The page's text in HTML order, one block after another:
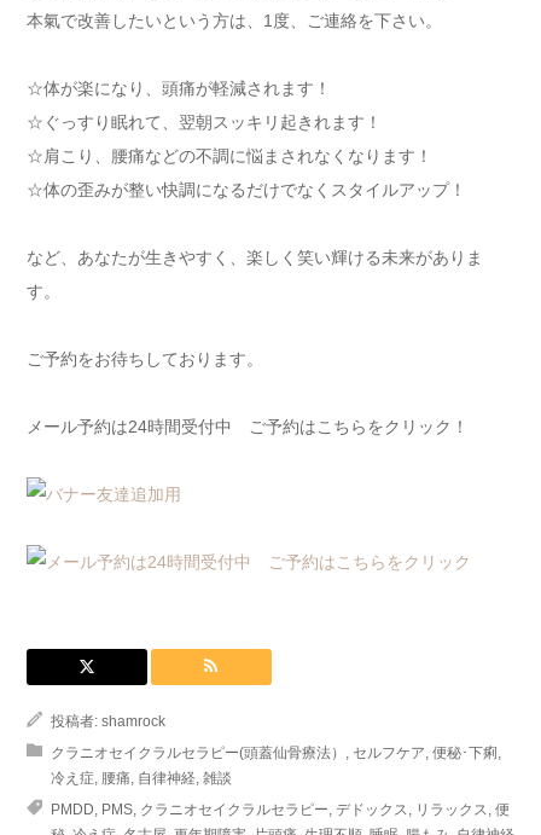
本氣で改善したいという方は、1度、ご連絡を下さい。
☆体が楽になり、頭痛が軽減されます！
☆ぐっすり眠れて、翌朝スッキリ起きれます！
☆肩こり、腰痛などの不調に悩まされなくなります！
☆体の歪みが整い快調になるだけでなくスタイルアップ！
など、あなたが生きやすく、楽しく笑い輝ける未来がありま
す。
ご予約をお待ちしております。
メール予約は24時間受付中 ご予約はこちらをクリック！
投稿者: shamrock
クラニオセイクラルセラピー(頭蓋仙骨療法） , セルフケア, 便秘･下痢 ,
冷え症, 腰痛, 自律神経, 雑談
PMDD, PMS, クラニオセイクラルセラピー, デドックス, リラックス, 便